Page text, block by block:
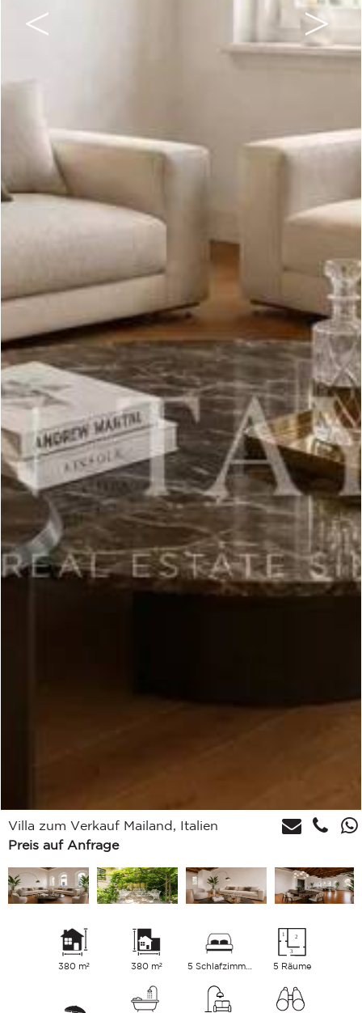
Villa zum Verkauf Mailand, Italien
Preis auf Anfrage
380 m² 380 m² 5 Schlafzimmer 5 Räume